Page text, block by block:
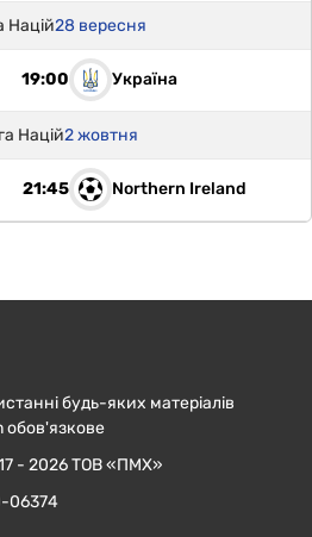
Націй28 вересня
19:00 Україна
Націй2 жовтня
21:45 Northern Ireland
будь-яких матеріалів
обов'язкове
- 2026 ТОВ «ПМХ»
06374